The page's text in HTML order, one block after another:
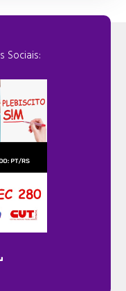
Sociais: